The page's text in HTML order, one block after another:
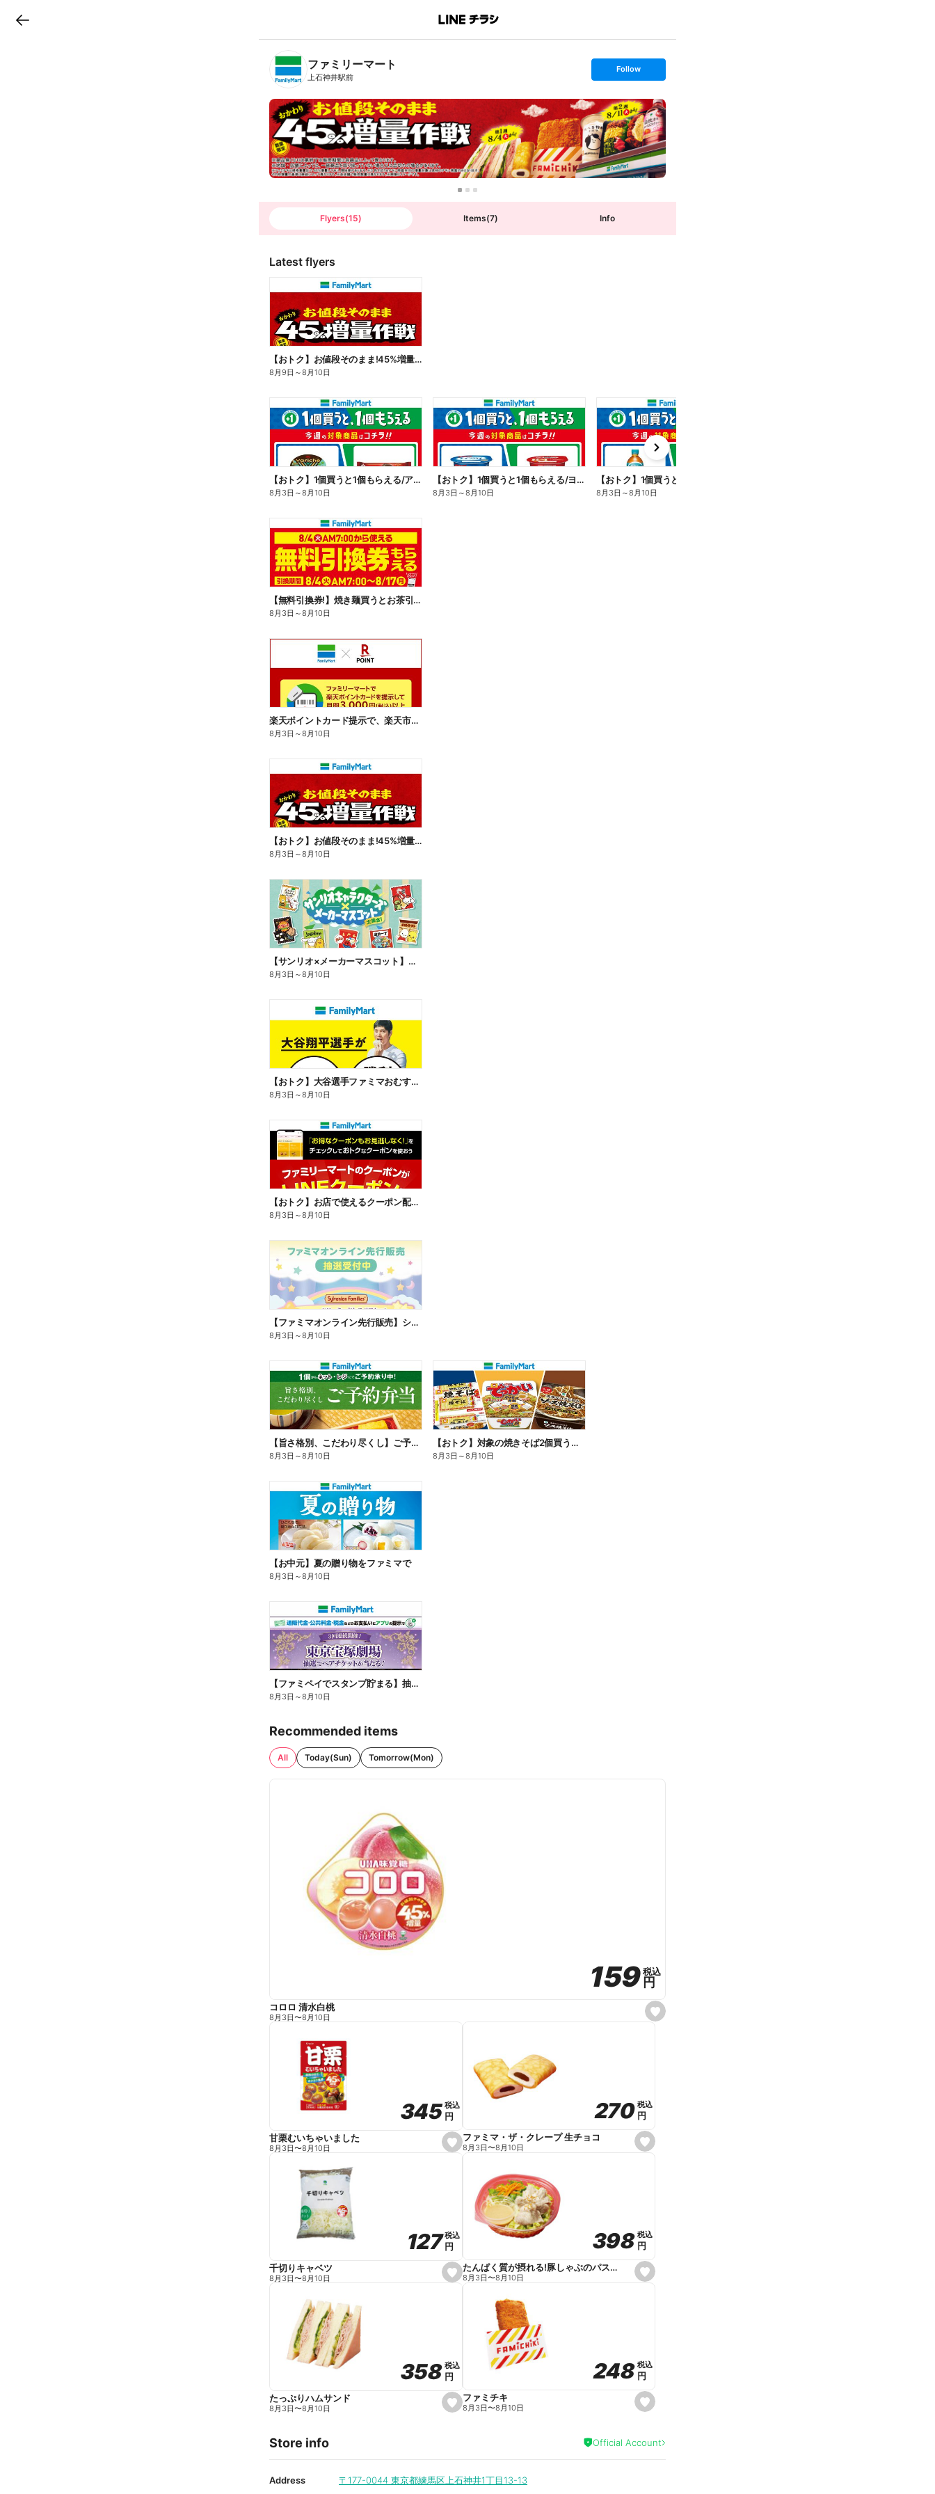
B
n
T
ファミリーマート
上石神井駅前
s
t
o
l
l
o
w
Follow
Flyers(15) Items(7) Info
Latest flyers
【おトク】お値段そのまま!45%増量作戦!
8月9日 ～8月10日
【おトク】1個買うと1個もらえる/アイス
8月3日 ～8月10日
【おトク】1個買うと1個もらえる/ヨーグルト
8月3日 ～8月10日
【おトク】1個買うと1個もらえる/麦茶
8月3日 ～8月10日
e
x
t
【無料引換券!】焼き麺買うとお茶引換券貰える!
8月3日 ～8月10日
楽天ポイントカード提示で、楽天市場でのお買い物がおトクに!
8月3日 ～8月10日
【おトク】お値段そのまま!45%増量作戦!
8月3日 ～8月10日
【サンリオ×メーカーマスコット】オリジナルグッズ貰える!
8月3日 ～8月10日
【おトク】大谷選手ファミマおむすび割
8月3日 ～8月10日
【おトク】お店で使えるクーポン配信中
8月3日 ～8月10日
【ファミマオンライン先行販売】シルバニアファミリー
8月3日 ～8月10日
【旨さ格別、こだわり尽くし】ご予約弁当
8月3日 ～8月10日
【おトク】対象の焼きそば2個買うと100円引き!
8月3日 ～8月10日
【お中元】夏の贈り物をファミマで
8月3日 ～8月10日
【ファミペイでスタンプ貯まる】抽選でペアチケットが当たる!
8月3日 ～8月10日
Recommended items
All Today(Sun) Tomorrow(Mon)
s
e
159
159税込
税込
円
円
コロロ 清水白桃
8月3日〜8月10日
s
e
e
345
345税込
税込
円
円
甘栗むいちゃいました
8月3日〜8月10日
s
e
e
270
270 税込
税込
円
円
ファミマ・ザ・クレープ 生チョコ
8月3日〜8月10日
s
e
e
127
127税込
税込
円
円
千切りキャベツ
8月3日〜8月10日
s
e
e
398
398 税込
税込
円
円
たんぱく質が摂れる!豚しゃぶのパスタサラダ
8月3日〜8月10日
s
e
i
t
358
358税込
税込
円
円
たっぷりハムサンド
8月3日〜8月10日
s
e
a
248
248 税込
税込
円
円
ファミチキ
8月3日〜8月10日
Store info Official Account
Address 〒177-0044 東京都練馬区上石神井1丁目13-13